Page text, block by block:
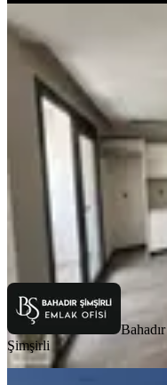
2+1· 90
25.000 ₺
Bahadır Şimşirli Emlak Ofisi
Şimşirli